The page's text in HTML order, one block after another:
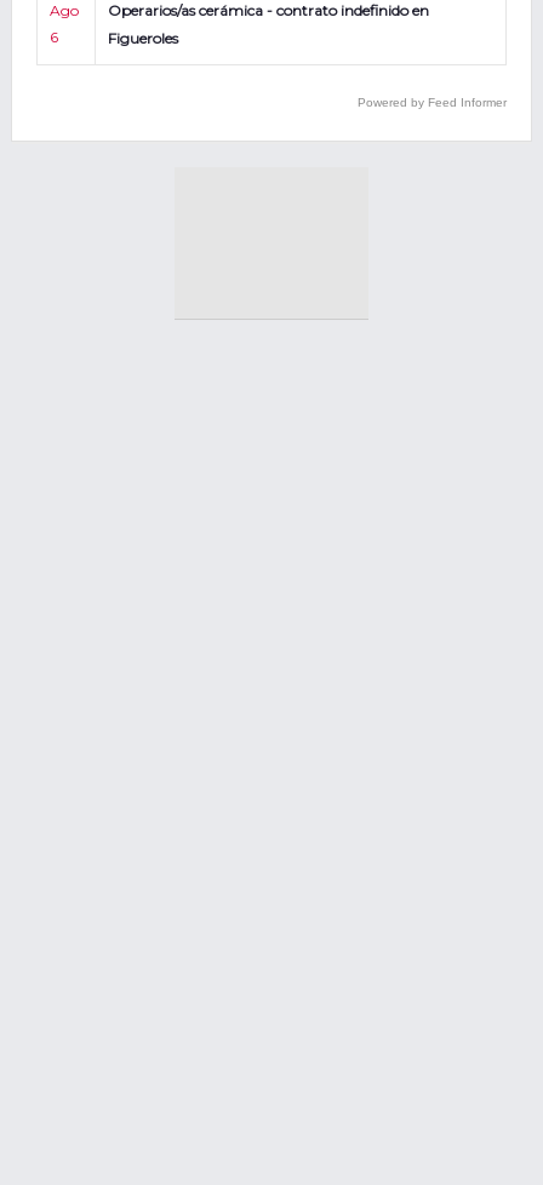
Ago
6
Operarios/as cerámica - contrato indefinido en
Figueroles
Powered by Feed Informer